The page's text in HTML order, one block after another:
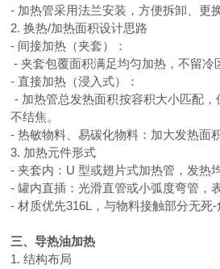
- 加热管采用法兰安装，方便拆卸、更
2. 换热/加热面积设计思路
- 间接加热（夹套）：
- 夹套包覆面积满足均匀加热，不留冷
- 直接加热（浸入式）：
- 加热管总发热面积按容积大小匹配，
不结焦。
- 热敏物料、易碳化物料：加大发热面
3. 加热元件形式
- 夹套内：U 型或翅片式加热管，发热均
- 罐内直插：光滑直管或小弧度弯管，
- 材质优先316L，与物料接触部分无死-
三、导热油加热
1. 结构布局